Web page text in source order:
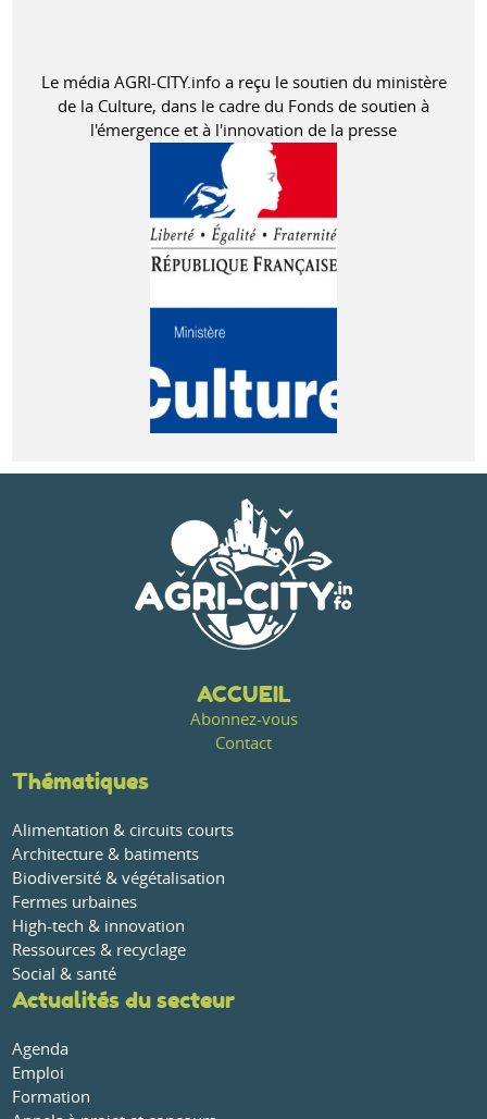
Le média AGRI-CITY.info a reçu le soutien du ministère
de la Culture, dans le cadre du Fonds de soutien à
l'émergence et à l'innovation de la presse
ACCUEIL
Abonnez-vous
Contact
Thématiques
Alimentation & circuits courts
Architecture & batiments
Biodiversité & végétalisation
Fermes urbaines
High-tech & innovation
Ressources & recyclage
Social & santé
Actualités du secteur
Agenda
Emploi
Formation